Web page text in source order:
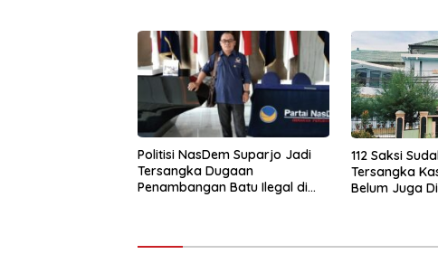
Politisi NasDem Suparjo Jadi
Tersangka Dugaan
Penambangan Batu Ilegal di
112 Saksi
Tersangka
Belum Juga